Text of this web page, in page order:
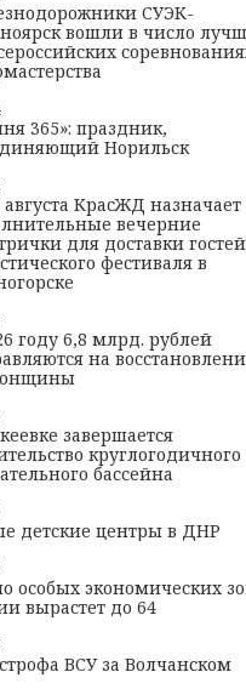
СУЭК-
вошли в число
365»: праздник,
Норильск
августа КрасЖД назначает
вечерние
для доставки гостей
фестиваля в
году 6,8 млрд. рублей
на
завершается
круглогодичного
бассейна
детские центры в ДНР
особых экономических
вырастет до 64
ВСУ за Волчанском